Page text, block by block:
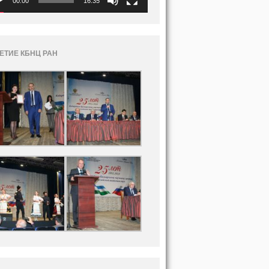
КБНЦ РАН